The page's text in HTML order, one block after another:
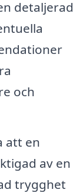
detaljerad
och
att en
av en
trygghet